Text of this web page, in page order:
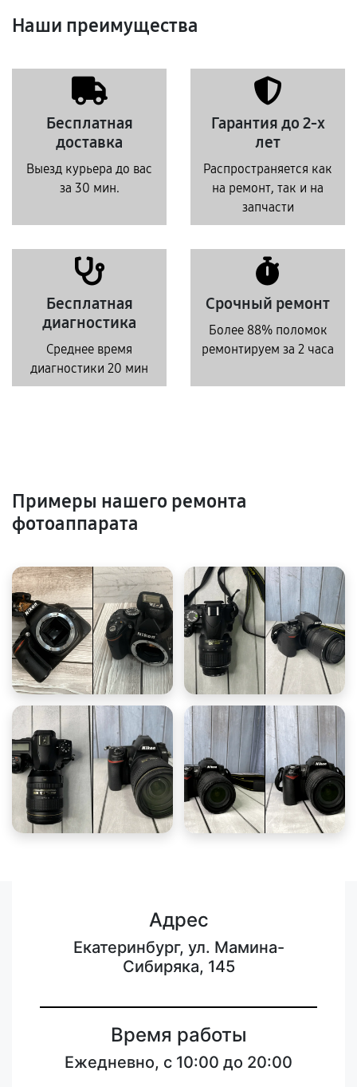
Наши преимущества
Бесплатная
доставка
Выезд курьера до вас
за 30 мин.
Гарантия до 2-х
лет
Распространяется как
на ремонт, так и на
запчасти
Бесплатная
диагностика
Среднее время
диагностики 20 мин
Срочный ремонт
Более 88% поломок
ремонтируем за 2 часа
Примеры нашего ремонта
фотоаппарата
Адрес
Екатеринбург, ул. Мамина-
Сибиряка, 145
Время работы
Ежедневно, с 10:00 до 20:00